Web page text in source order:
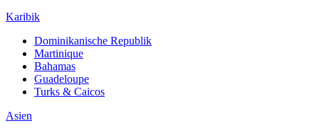
Karibik
Dominikanische Republik
Martinique
Bahamas
Guadeloupe
Turks & Caicos
Asien